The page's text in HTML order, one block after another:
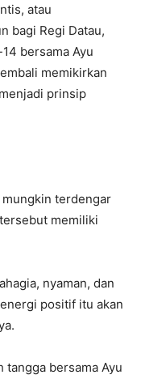
atau
bagi Regi Datau,
bersama Ayu
memikirkan
prinsip
terdengar
memiliki
nyaman, dan
positif itu akan
tangga bersama Ayu